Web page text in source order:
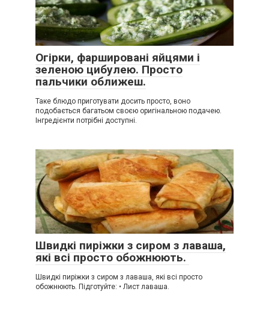
Огірки, фаршировані яйцями і
зеленою цибулею. Просто
пальчики оближеш.
Таке блюдо приготувати досить просто, воно
подобається багатьом своєю оригінальною подачею.
Інгредієнти потрібні доступні.
Швидкі пиріжки з сиром з лаваша,
які всі просто обожнюють.
Швидкі пиріжки з сиром з лаваша, які всі просто
обожнюють. Підготуйте: • Лист лаваша.